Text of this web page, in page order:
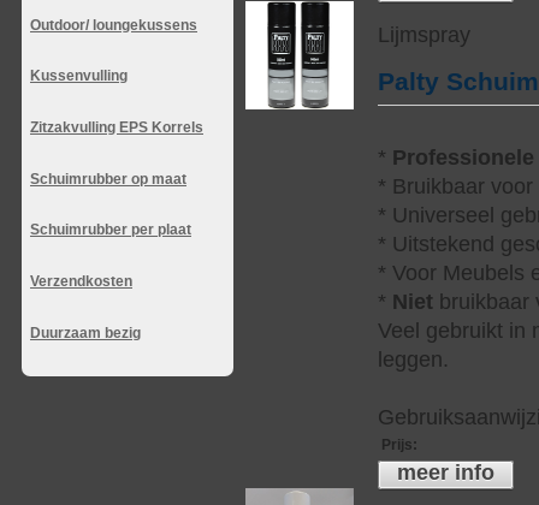
Outdoor/ loungekussens
Kussenvulling
Zitzakvulling EPS Korrels
Schuimrubber op maat
Schuimrubber per plaat
Verzendkosten
Duurzaam bezig
Lijmspray
Palty
* Professionele
* Bruikbaar
* Universeel
* Uitstekend
* Voor Meubels
* Niet bruikbaar
Veel gebruikt in
leggen.
Prijs:
meer info